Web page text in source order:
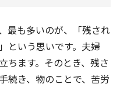
最も多いのが、「残され
という思いです。夫婦
ちます。そのとき、残さ
続き、物のことで、苦労